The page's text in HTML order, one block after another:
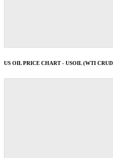
US OIL PRICE CHART - USOIL (WTI